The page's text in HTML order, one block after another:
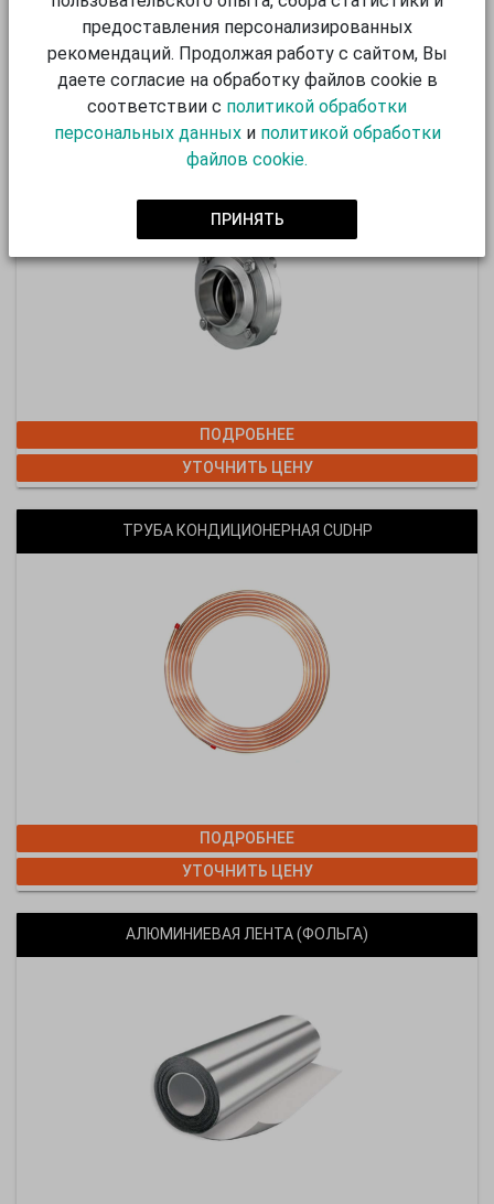
Рекомендуем также:
ФИТИНГИ: ЗАТВОР НЕРЖАВЕЮЩИЙ (В ШТУКАХ)
ПОДРОБНЕЕ
УТОЧНИТЬ ЦЕНУ
ТРУБА КОНДИЦИОНЕРНАЯ CUDHP
ПОДРОБНЕЕ
УТОЧНИТЬ ЦЕНУ
АЛЮМИНИЕВАЯ ЛЕНТА (ФОЛЬГА)
предоставления персонализированных
рекомендаций. Продолжая работу с сайтом, Вы
даете согласие на обработку файлов cookie в
соответствии с политикой обработки
персональных данныхи политикой обработки
файлов cookie.
ПРИНЯТЬ